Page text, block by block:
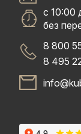
с 10:00
без
8 800
8 495